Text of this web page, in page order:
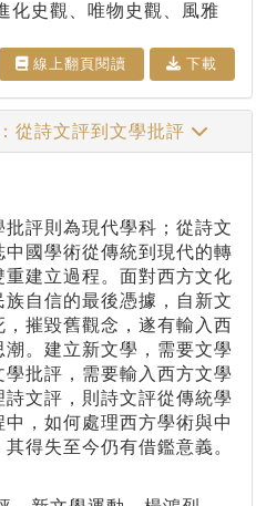
化史觀、唯物史觀、風雅
線上翻⾴閱讀 下載
從詩文評到文學批評
評則為現代學科；從詩文
國學術從傳統到現代的轉
建立過程。面對西方文化
自信的最後憑據，自新文
摧毀舊觀念，遂有輸入西
。建立新文學，需要文學
批評，需要輸入西方文學
文評，則詩文評從傳統學
，如何處理西方學術與中
得失至今仍有借鑑意義。